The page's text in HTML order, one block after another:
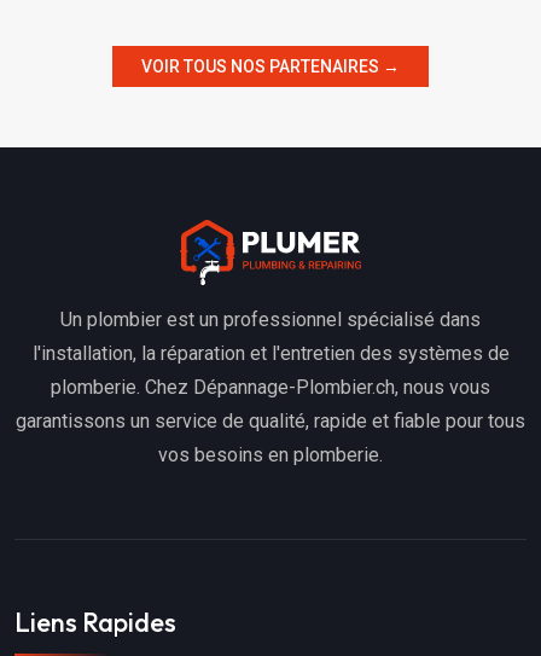
VOIR TOUS NOS PARTENAIRES →
Un plombier est un professionnel spécialisé dans
l'installation, la réparation et l'entretien des systèmes de
plomberie. Chez Dépannage-Plombier.ch, nous vous
garantissons un service de qualité, rapide et fiable pour tous
vos besoins en plomberie.
Liens Rapides